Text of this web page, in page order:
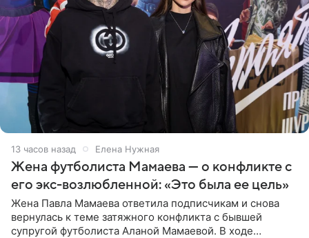
13 часов назад Елена Нужная
Жена футболиста Мамаева — о конфликте с
его экс-возлюбленной: «Это была ее цель»
Жена Павла Мамаева ответила подписчикам и снова
вернулась к теме затяжного конфликта с бывшей
супругой футболиста Аланой Мамаевой. В ходе